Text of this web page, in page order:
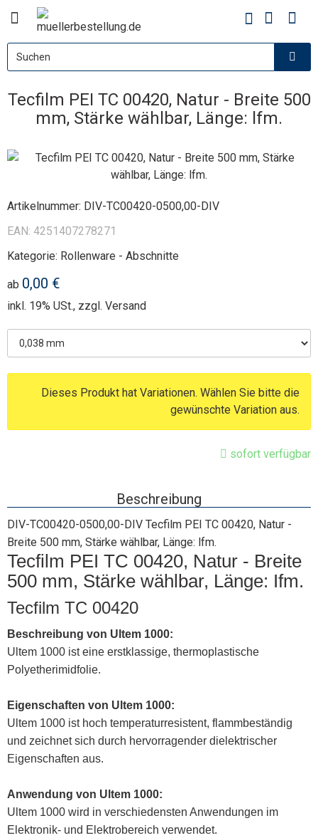
Tecfilm PEI TC 00420, Natur - Breite 500
mm, Stärke wählbar, Länge: lfm.
Artikelnummer: DIV-TC00420-0500,00-DIV
EAN: 4251407278271
Kategorie: Rollenware - Abschnitte
ab 0,00 €
inkl. 19% USt., zzgl. Versand
Dieses Produkt hat Variationen. Wählen Sie bitte die
gewünschte Variation aus.
sofort verfügbar
Beschreibung
DIV-TC00420-0500,00-DIV Tecfilm PEI TC 00420, Natur -
Breite 500 mm, Stärke wählbar, Länge: lfm.
Tecfilm PEI TC 00420, Natur - Breite
500 mm, Stärke wählbar, Länge: Ifm.
Tecfilm TC 00420
Beschreibung von Ultem 1000:
Ultem 1000 ist eine erstklassige, thermoplastische
Polyetherimidfolie.
Eigenschaften von Ultem 1000:
Ultem 1000 ist hoch temperaturresistent, flammbeständig
und zeichnet sich durch hervorragender dielektrischer
Eigenschaften aus.
Anwendung von Ultem 1000:
Ultem 1000 wird in verschiedensten Anwendungen im
Elektronik- und Elektrobereich verwendet.